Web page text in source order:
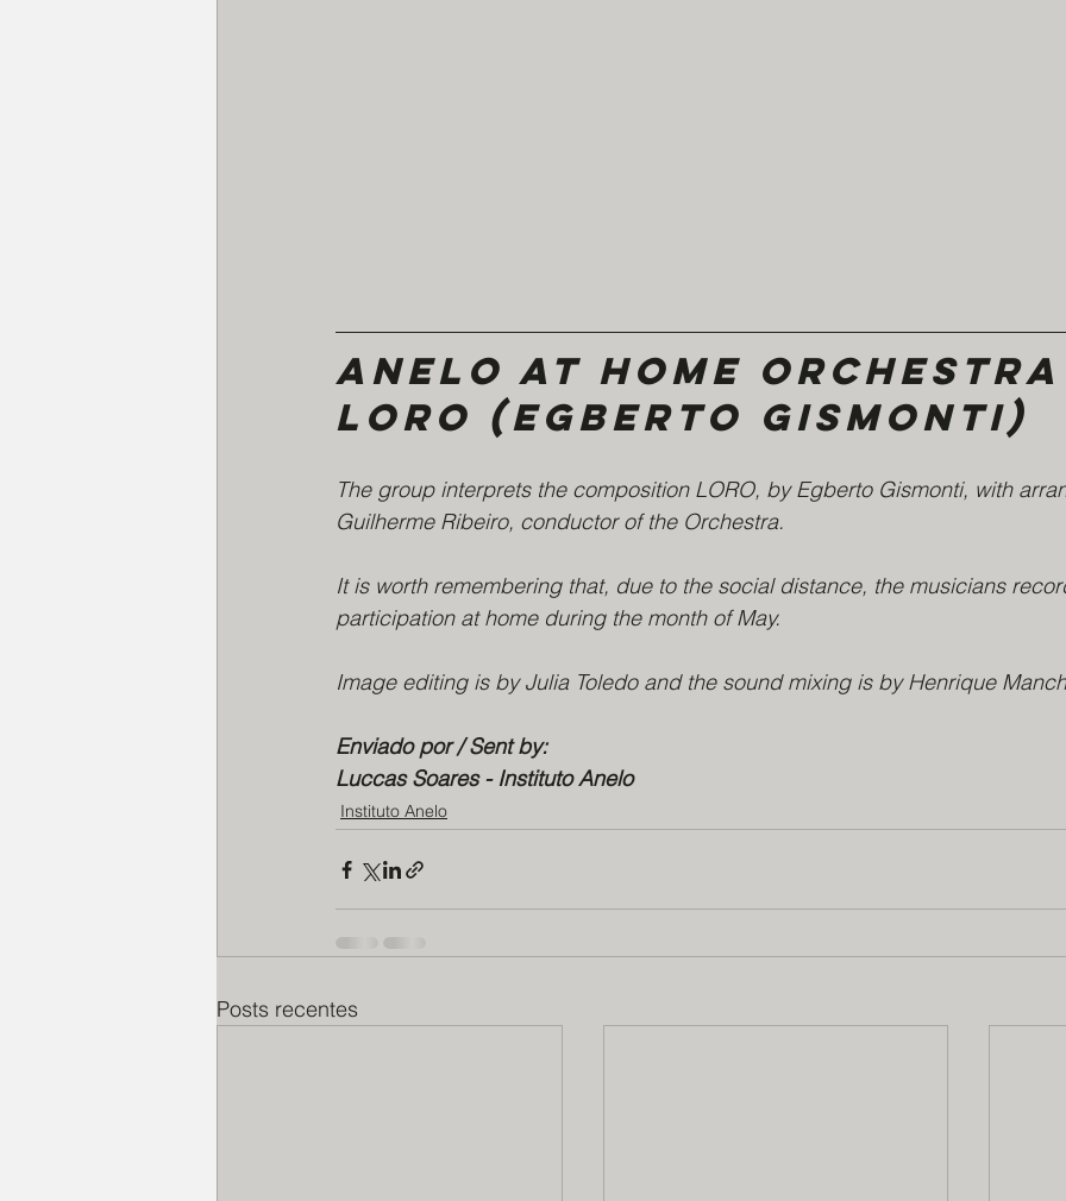
Anelo at Home Orchestra
Loro (Egberto Gismonti)
The group interprets the composition LORO, by Egberto Gismonti, with
Guilherme Ribeiro, conductor of the Orchestra.
It is worth remembering that, due to the social distance, the musicians
participation at home during the month of May.
Image editing is by Julia Toledo and the sound mixing is by Henrique
Enviado por / Sent by:
Luccas Soares - Instituto Anelo
Instituto Anelo
Posts recentes